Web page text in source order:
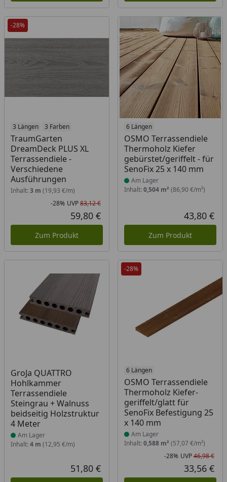
-28%
3 Längen 3 Farben
TraumGarten
DreamDeck PLUS XL
Terrassendiele -
Verschiedene
Ausführungen
Inhalt: 3 m (19,93 €/m)
Rabatt in Prozent
-28%
Ursprünglicher Preis
UVP83,12 €
Aktueller Preis
59,80 €
Zum Produkt
6 Längen
OSMO Terrassendiele
Thermoholz Kiefer
gebürstet/geriffelt - für
SenoFix 25 x 140 mm
Produkt am Lager
Am Lager
Inhalt: 0,504 m² (86,90 €/m²)
43,80 €
Zum Produkt
GroJa QUATTRO
Hohlkammer
Terrassendiele
Steingrau + Walnuss
beidseitig Holzstruktur
4 Meter
Produkt am Lager
Am Lager
Inhalt: 4 m (12,95 €/m)
Aktueller Preis
51,80 €
-28%
6 Längen
OSMO Terrassendiele
Thermoholz Kiefer-
geriffelt/glatt für
SenoFix Befestigung 25
x 140 mm
Produkt am Lager
Am Lager
Inhalt: 0,588 m² (57,07 €/m²)
-28% UVP46,98 €
33,56 €